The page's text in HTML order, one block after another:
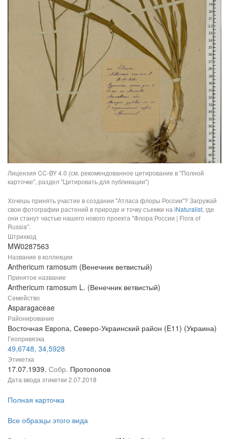
Лицензия CC-BY 4.0 (см. рекомендованное цитирование в "Полной
карточке", раздел "Цитировать для публикации")
Хочешь принять участие в создании "Атласа флоры России"? Загружай
свои фотографии растений в природе и точку съемки на iNaturalist, где
они станут частью нашего нового проекта "Флора России | Flora of
Russia".
Штрихкод
MW0287563
Название в коллекции
Anthericum ramosum (Венечник ветвистый)
Принятое название
Anthericum ramosum L. (Венечник ветвистый)
Семейство
Asparagaceae
Районирование
Восточная Европа, Северо-Украинский район (E11) (Украина)
Геопривязка
49,6748, 34,5928
Этикетка
17.07.1939. Собр. Протопопов
Дата ввода этикетки 2.07.2018
Полная карточка
Все образцы этого вида